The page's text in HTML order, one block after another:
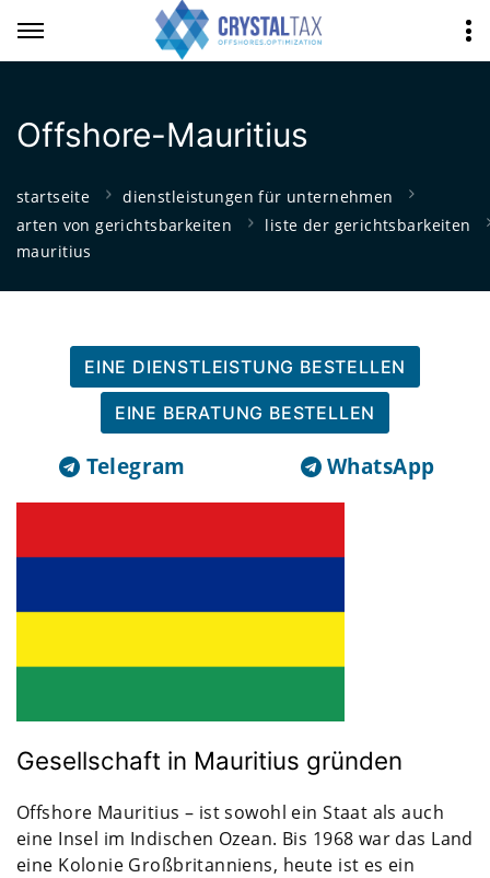
Offshore-Mauritius
startseite
dienstleistungen für unternehmen
arten von gerichtsbarkeiten
liste der gerichtsbarkeiten
mauritius
EINE DIENSTLEISTUNG BESTELLEN
EINE BERATUNG BESTELLEN
Telegram WhatsApp
Gesellschaft in Mauritius gründen
Offshore Mauritius – ist sowohl ein Staat als auch
eine Insel im Indischen Ozean. Bis 1968 war das Land
eine Kolonie Großbritanniens, heute ist es ein